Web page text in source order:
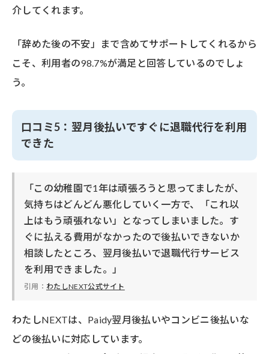
介してくれます。
「辞めた後の不安」まで含めてサポートしてくれるから
こそ、利用者の98.7%が満足と回答しているのでしょ
う。
口コミ5：翌月後払いですぐに退職代行を利用
できた
「この幼稚園で1年は頑張ろうと思ってましたが、
気持ちはどんどん悪化していく一方で、「これ以
上はもう頑張れない」となってしまいました。す
ぐに払える費用がなかったので後払いできないか
相談したところ、翌月後払いで退職代行サービス
を利用できました。」
引用： わたしNEXT公式サイト
わたしNEXTは、Paidy翌月後払いやコンビニ後払いな
どの後払いに対応しています。